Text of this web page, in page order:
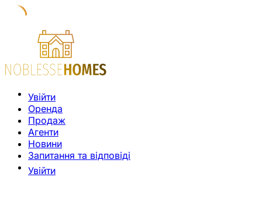
Увійти
Оренда
Продаж
Агенти
Новини
Запитання та відповіді
Увійти